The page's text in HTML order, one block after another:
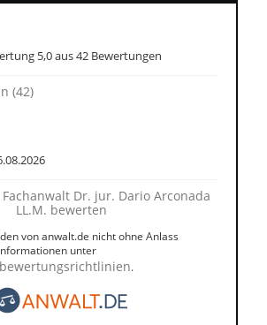
5,0 aus 42 Bewertungen
(42)
Dr. jur. Dario Arconada
LL.M. bewerten
von anwalt.de nicht ohne Anlass
unter
.